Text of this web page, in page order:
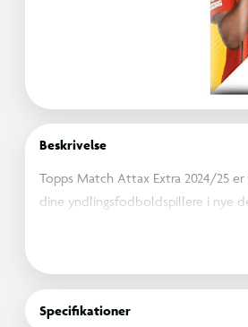
Beskrivelse
Topps Match Attax Extra 2024/25
dine yndlingsfodboldspillere i nye
Kan du finde de sjældne paralleller
Starter Pack indeholder
Specifikationer